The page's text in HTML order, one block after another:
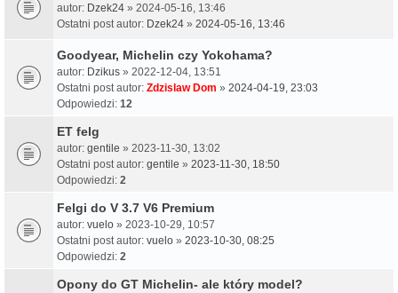
autor: Dzek24 » 2024-05-16, 13:46
Ostatni post autor: Dzek24 » 2024-05-16, 13:46
Goodyear, Michelin czy Yokohama?
autor: Dzikus » 2022-12-04, 13:51
Ostatni post autor: Zdzislaw Dom » 2024-04-19, 23:03
Odpowiedzi: 12
ET felg
autor: gentile » 2023-11-30, 13:02
Ostatni post autor: gentile » 2023-11-30, 18:50
Odpowiedzi: 2
Felgi do V 3.7 V6 Premium
autor: vuelo » 2023-10-29, 10:57
Ostatni post autor: vuelo » 2023-10-30, 08:25
Odpowiedzi: 2
Opony do GT Michelin- ale który model?